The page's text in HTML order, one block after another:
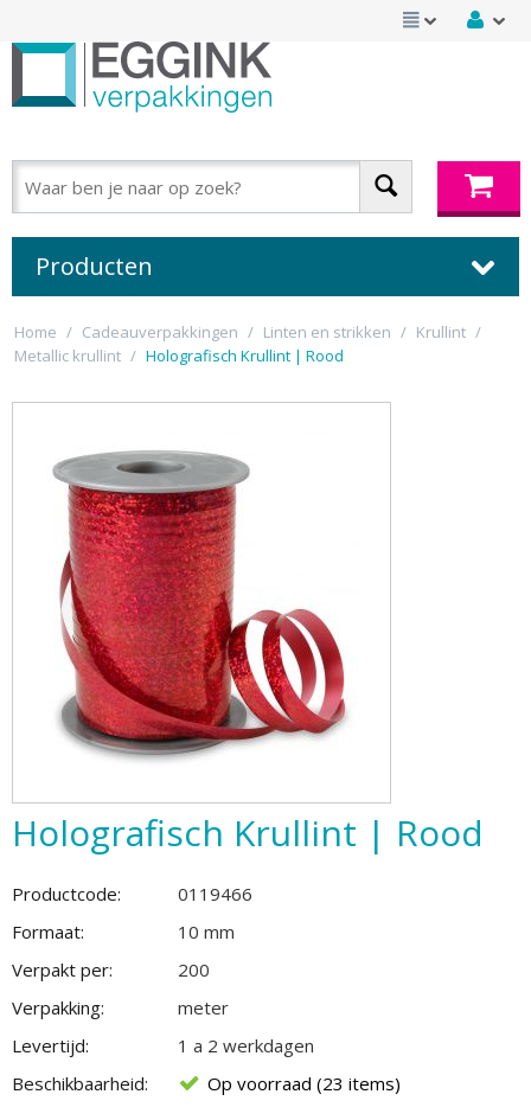
Producten
Home / Cadeauverpakkingen / Linten en strikken / Krullint /
Metallic krullint / Holografisch Krullint | Rood
Holografisch Krullint | Rood
Productcode:
0119466
Formaat:
10 mm
Verpakt per:
200
Verpakking:
meter
Levertijd:
1 a 2 werkdagen
Beschikbaarheid:
Op voorraad (23 items)